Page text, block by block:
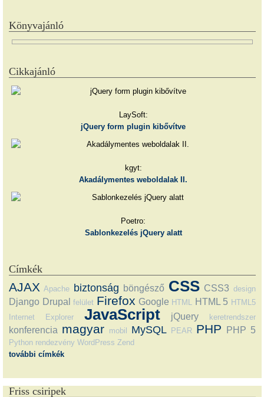
Könyvajánló
Cikkajánló
LaySoft:
jQuery form plugin kibővítve
kgyt:
Akadálymentes weboldalak II.
Poetro:
Sablonkezelés jQuery alatt
Címkék
AJAX Apache biztonság böngésző CSS CSS3 design
Django Drupal felület Firefox Google HTML HTML 5 HTML5
Internet Explorer
JavaScript jQuery keretrendszer
konferencia magyar mobil MySQL PEAR PHP PHP 5
Python rendezvény WordPress Zend
további címkék
Friss csiripek